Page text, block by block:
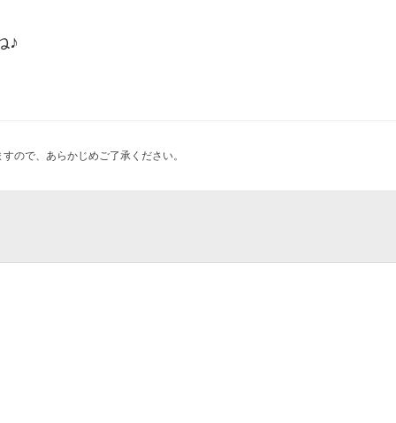
♪
ので、あらかじめご了承ください。
ンデレラ』